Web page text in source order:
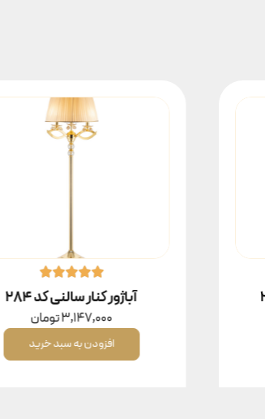
آباژور کنار سالنی کد ۲۸۴
3,147,000تومان
افزودن به سبد خرید